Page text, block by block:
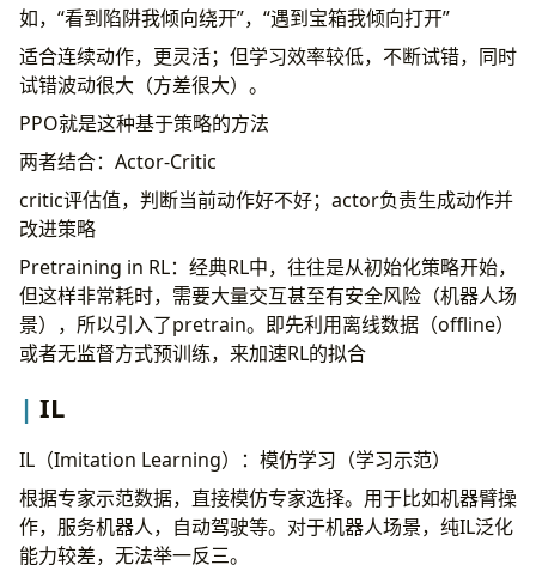
LLM 算子
Transformer
LLama2 70B 训练
Recommendation
常见开源框架
Megatron
ML Flow
vLLM
CUTLASS
System Design
推理加速系统
编译器
如，“看到陷阱我倾向绕开”，“遇到宝箱我倾向打开”
适合连续动作，更灵活；但学习效率较低，不断试错，同时
试错波动很大（方差很大）。
PPO就是这种基于策略的方法
两者结合：Actor-Critic
critic评估值，判断当前动作好不好；actor负责生成动作并
改进策略
Pretraining in RL：经典RL中，往往是从初始化策略开始，
但这样非常耗时，需要大量交互甚至有安全风险（机器人场
景），所以引入了pretrain。即先利用离线数据（offline）
或者无监督方式预训练，来加速RL的拟合
IL
IL（Imitation Learning）：模仿学习（学习示范）
根据专家示范数据，直接模仿专家选择。用于比如机器臂操
作，服务机器人，自动驾驶等。对于机器人场景，纯IL泛化
能力较差，无法举一反三。